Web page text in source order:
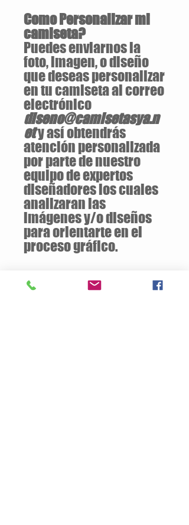
Como Personalizar mi
camiseta?
Puedes enviarnos la
foto, imagen, o diseño
que deseas personalizar
en tu camiseta al correo
electrónico
diseno@camisetasya.n
ety así obtendrás
atención personalizada
por parte de nuestro
equipo de expertos
diseñadores los cuales
analizaran las
imágenes y/o diseños
para orientarte en el
proceso gráfico.
Descuentosa partir de